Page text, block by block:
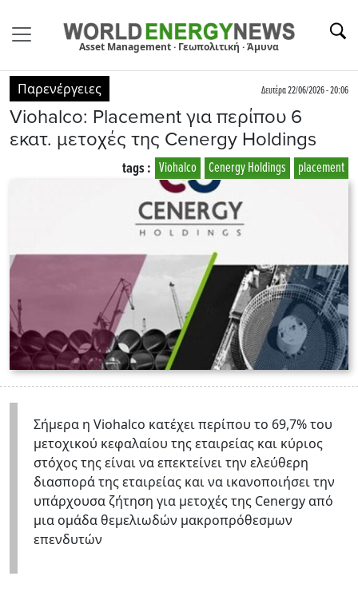
Asset Management · Γεωπολιτική · Άμυνα
Παρενέργειες Δευτέρα 22/06/2026 - 20:06
Viohalco: Placement για περίπου 6
εκατ. μετοχές της Cenergy Holdings
placement
Cenergy Holdings
Viohalco
tags :
Σήμερα η Viohalco κατέχει περίπου το 69,7% του
μετοχικού κεφαλαίου της εταιρείας και κύριος
στόχος της είναι να επεκτείνει την ελεύθερη
διασπορά της εταιρείας και να ικανοποιήσει την
υπάρχουσα ζήτηση για μετοχές της Cenergy από
μια ομάδα θεμελιωδών μακροπρόθεσμων
επενδυτών